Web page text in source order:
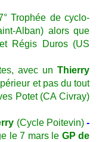
Trophée de cyclo-
Alban) alors que
Régis Duros (US
avec un Thierry
et pas du tout
Potet (CA Civray)
(Cycle Poitevin)-
le 7 mars le GP de